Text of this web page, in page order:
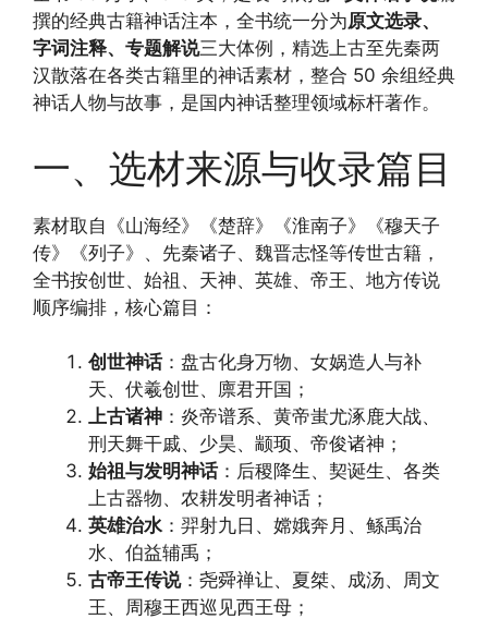
撰的经典古籍神话注本，全书统一分为原文选录、
字词注释、专题解说三大体例，精选上古至先秦两
汉散落在各类古籍里的神话素材，整合 50 余组经典
神话人物与故事，是国内神话整理领域标杆著作。
一、选材来源与收录篇目
素材取自《山海经》《楚辞》《淮南子》《穆天子
传》《列子》、先秦诸子、魏晋志怪等传世古籍，
全书按创世、始祖、天神、英雄、帝王、地方传说
顺序编排，核心篇目：
创世神话：盘古化身万物、女娲造人与补
天、伏羲创世、廪君开国；
上古诸神 ：炎帝谱系、黄帝蚩尤涿鹿大战、
刑天舞干戚、少昊、颛顼、帝俊诸神；
始祖与发明神话：后稷降生、契诞生、各类
上古器物、农耕发明者神话；
英雄治水 ：羿射九日、嫦娥奔月、鲧禹治
水、伯益辅禹；
古帝王传说：尧舜禅让、夏桀、成汤、周文
王、周穆王西巡见西王母；